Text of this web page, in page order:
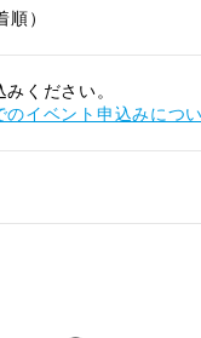
）
ください。
のイベント申込みにつ